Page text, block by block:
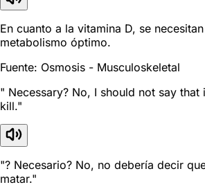
En cuanto a la vitamina D, se
metabolismo óptimo.
Fuente: Osmosis - Musculoskeletal
" Necessary? No, I should not say that
kill."
"? Necesario? No, no debería decir
matar."